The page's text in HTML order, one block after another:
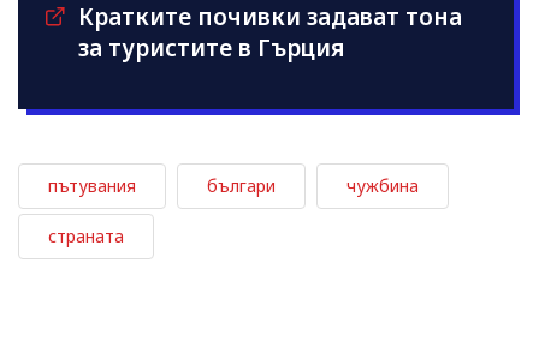
Кратките почивки задават тона
за туристите в Гърция
пътувания българи чужбина
страната